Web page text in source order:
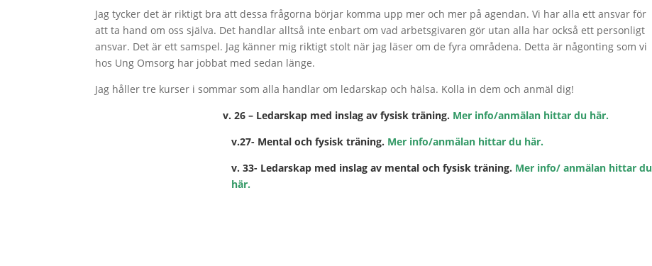
Jag tycker det är riktigt bra att dessa frågorna börjar komma upp mer och mer på agendan. Vi har alla ett ansvar för
att ta hand om oss själva. Det handlar alltså inte enbart om vad arbetsgivaren gör utan alla har också ett personligt
ansvar. Det är ett samspel. Jag känner mig riktigt stolt när jag läser om de fyra områdena. Detta är någonting som vi
hos Ung Omsorg har jobbat med sedan länge.
Jag håller tre kurser i sommar som alla handlar om ledarskap och hälsa. Kolla in dem och anmäl dig!
v. 26 – Ledarskap med inslag av fysisk träning. Mer info/anmälan hittar du här.
v.27- Mental ochfysisk träning. Mer info/anmälan hittar du här.
v. 33- Ledarskap med inslag av mental och fysisk träning. Mer info/ anmälan hittar du
här.